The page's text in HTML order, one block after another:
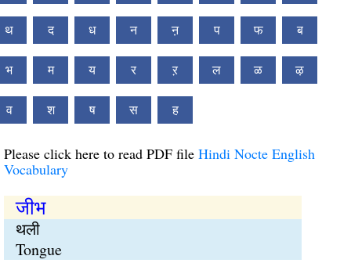
थ द ध न ऩ प फ ब
भ म य र ऱ ल ळ ऴ
व श ष स ह
Please click here to read PDF file Hindi Nocte English
Vocabulary
जीभ
थली
Tongue